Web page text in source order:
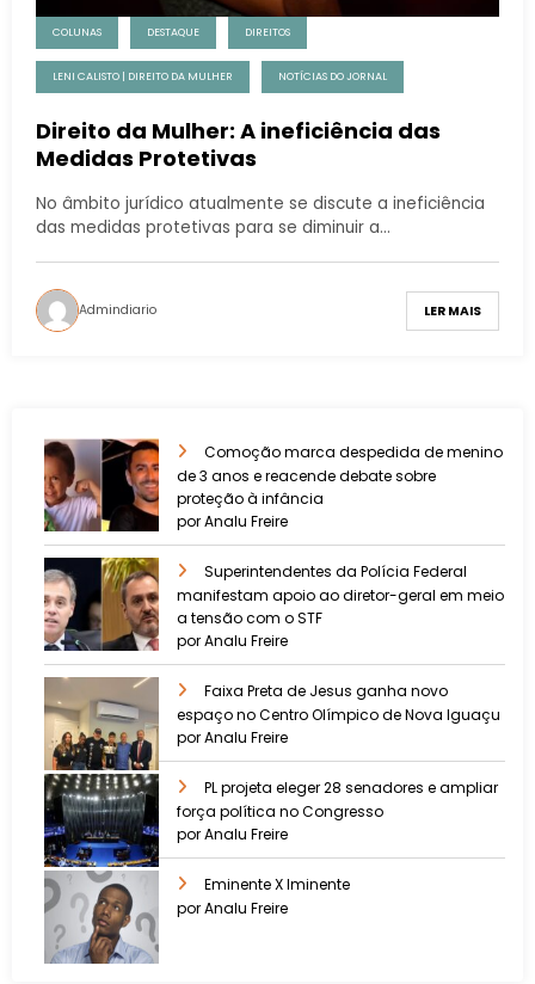
COLUNAS DESTAQUE DIREITOS
LENI CALISTO | DIREITO DA MULHER NOTÍCIAS DO JORNAL
Direito da Mulher: A ineficiência das
Medidas Protetivas
No âmbito jurídico atualmente se discute a ineficiência
das medidas protetivas para se diminuir a…
Admindiario LER MAIS
Comoção marca despedida de menino
de 3 anos e reacende debate sobre
proteção à infância
por Analu Freire
Superintendentes da Polícia Federal
manifestam apoio ao diretor-geral em meio
a tensão com o STF
por Analu Freire
Faixa Preta de Jesus ganha novo
espaço no Centro Olímpico de Nova Iguaçu
por Analu Freire
PL projeta eleger 28 senadores e ampliar
força política no Congresso
por Analu Freire
Eminente X Iminente
por Analu Freire